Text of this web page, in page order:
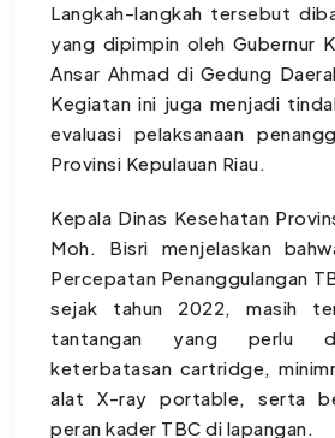
Langkah-langkah tersebut
yang dipimpin oleh Gubernur
Ansar Ahmad di Gedung
Kegiatan ini juga menjadi
evaluasi pelaksanaan
Provinsi Kepulauan Riau.
Kepala Dinas Kesehatan
Moh. Bisri menjelaskan
Percepatan Penanggulangan
sejak tahun 2022, masih
tantangan yang perlu
keterbatasan cartridge,
alat X-ray portable, serta
peran kader TBC di lapangan.